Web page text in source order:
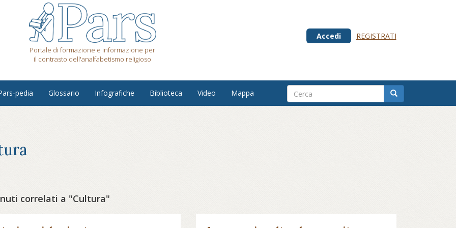
Portale di formazione e informazione per
il contrasto dell'analfabetismo religioso
Accedi REGISTRATI
pedia Glossario Infografiche Biblioteca Video Mappa
correlati a "Cultura"